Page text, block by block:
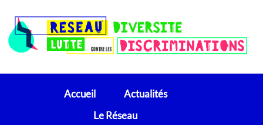
Accueil
Actualités
Le Réseau